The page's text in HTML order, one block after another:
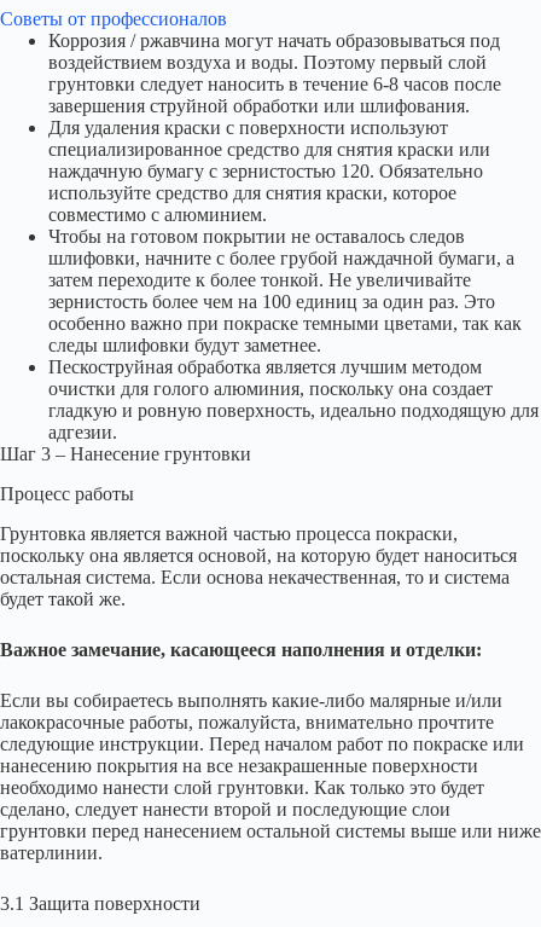
Советы от профессионалов
Коррозия / ржавчина могут начать образовываться под
воздействием воздуха и воды. Поэтому первый слой
грунтовки следует наносить в течение 6-8 часов после
завершения струйной обработки или шлифования.
Для удаления краски с поверхности используют
специализированное средство для снятия краски или
наждачную бумагу с зернистостью 120. Обязательно
используйте средство для снятия краски, которое
совместимо с алюминием.
Чтобы на готовом покрытии не оставалось следов
шлифовки, начните с более грубой наждачной бумаги, а
затем переходите к более тонкой. Не увеличивайте
зернистость более чем на 100 единиц за один раз. Это
особенно важно при покраске темными цветами, так как
следы шлифовки будут заметнее.
Пескоструйная обработка является лучшим методом
очистки для голого алюминия, поскольку она создает
гладкую и ровную поверхность, идеально подходящую для
адгезии.
Шаг 3 – Нанесение грунтовки
Процесс работы
Грунтовка является важной частью процесса покраски,
поскольку она является основой, на которую будет наноситься
остальная система. Если основа некачественная, то и система
будет такой же.
Важное замечание, касающееся наполнения и отделки:
Если вы собираетесь выполнять какие-либо малярные и/или
лакокрасочные работы, пожалуйста, внимательно прочтите
следующие инструкции. Перед началом работ по покраске или
нанесению покрытия на все незакрашенные поверхности
необходимо нанести слой грунтовки. Как только это будет
сделано, следует нанести второй и последующие слои
грунтовки перед нанесением остальной системы выше или ниже
ватерлинии.
3.1 Защита поверхности